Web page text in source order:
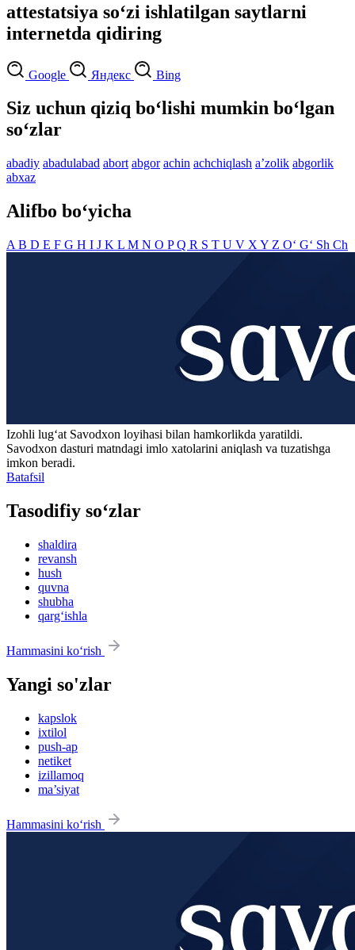
attestatsiya so‘zi ishlatilgan saytlarni
internetda qidiring
Google Яндекс Bing
Siz uchun qiziq bo‘lishi mumkin bo‘lgan
so‘zlar
abadiy abadulabad abort abgor achin achchiqlash aʼzolik abgorlik
abxaz
Alifbo bo‘yicha
A B D E F G H I J K L M N O PQ R S T U V X Y Z O‘ G‘ Sh Ch
Izohli lugʻat Savodxon loyihasi bilan hamkorlikda yaratildi.
Savodxon dasturi matndagi imlo xatolarini aniqlash va tuzatishga
imkon beradi.
Batafsil
Tasodifiy so‘zlar
shaldira
revansh
hush
quvna
shubha
qarg‘ishla
Hammasini ko‘rish
Yangi so'zlar
kapslok
ixtilol
push-ap
netiket
izillamoq
ma’siyat
Hammasini ko‘rish